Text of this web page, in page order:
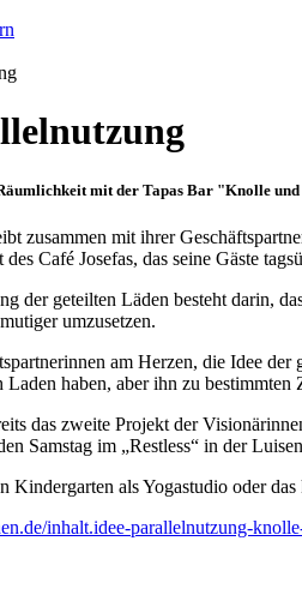
mit der Tapas Bar "Knolle
zusammen mit ihrer
Café Josefas, das seine Gäste
der geteilten Läden besteht darin,
umzusetzen.
am Herzen, die Idee
Laden haben, aber ihn zu
das zweite Projekt der
Samstag im „Restless“ in der
Kindergarten als Yogastudio oder
inhalt.idee-parallelnutzung-